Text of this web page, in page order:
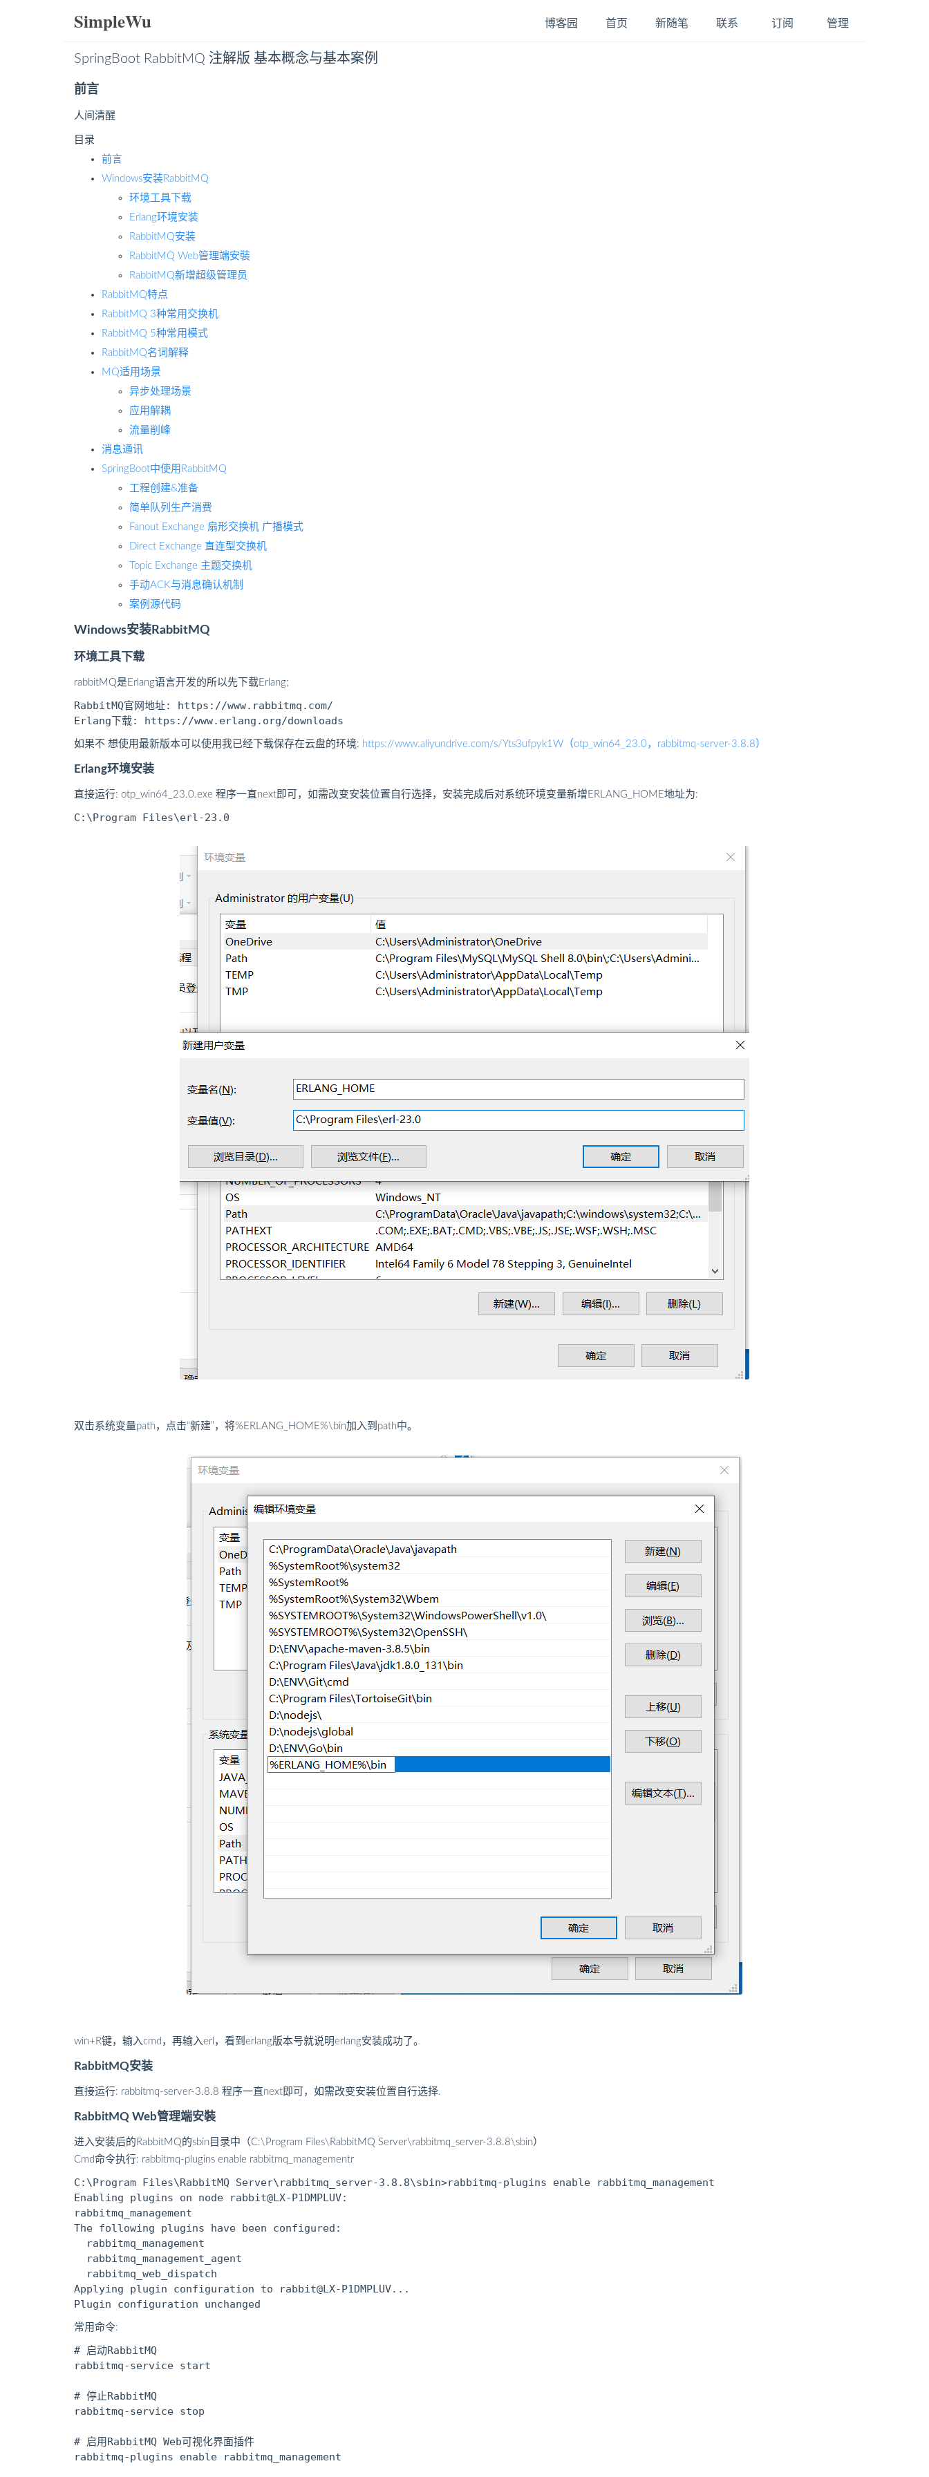
SimpleWu 博客园 首页 新随笔 联系 订阅 管理
SpringBoot RabbitMQ 注解版 基本概念与基本案例
前言
人间清醒
目录
前言
Windows安装RabbitMQ
环境工具下载
Erlang环境安装
RabbitMQ安装
RabbitMQ Web管理端安裝
RabbitMQ新增超级管理员
RabbitMQ特点
RabbitMQ 3种常用交换机
RabbitMQ 5种常用模式
RabbitMQ名词解释
MQ适用场景
异步处理场景
应用解耦
流量削峰
消息通讯
SpringBoot中使用RabbitMQ
工程创建&准备
简单队列生产消费
Fanout Exchange 扇形交换机 广播模式
Direct Exchange 直连型交换机
Topic Exchange 主题交换机
手动ACK与消息确认机制
案例源代码
Windows安装RabbitMQ
环境工具下载
rabbitMQ是Erlang语言开发的所以先下载Erlang;
RabbitMQ官网地址: https://www.rabbitmq.com/
如果不 想使用最新版本可以使用我已经下载保存在云盘的环境: https://www.aliyundrive.com/s/Yts3ufpyk1W（otp_win64_23.0，rabbitmq-server-3.8.8）
Erlang环境安装
直接运行: otp_win64_23.0.exe 程序一直next即可，如需改变安装位置自行选择，安装完成后对系统环境变量新增ERLANG_HOME地址为:
双击系统变量path，点击“新建”，将%ERLANG_HOME%\bin加入到path中。
win+R键，输入cmd，再输入erl，看到erlang版本号就说明erlang安装成功了。
RabbitMQ安装
直接运行: rabbitmq-server-3.8.8 程序一直next即可，如需改变安装位置自行选择.
RabbitMQ Web管理端安裝
进入安装后的RabbitMQ的sbin目录中（C:\Program Files\RabbitMQ Server\rabbitmq_server-3.8.8\sbin）
Cmd命令执行: rabbitmq-plugins enable rabbitmq_managementr
C:\Program Files\RabbitMQ Server\rabbitmq_server-3.8.8\sbin>rabbitmq-plugins enable rabbitmq_management
Enabling plugins on node rabbit@LX-P1DMPLUV:
rabbitmq_management
The following plugins have been configured:
  rabbitmq_management
  rabbitmq_management_agent
  rabbitmq_web_dispatch
Applying plugin configuration to rabbit@LX-P1DMPLUV...
常用命令:
# 启动RabbitMQ
rabbitmq-service start
# 停止RabbitMQ
rabbitmq-service stop
# 启用RabbitMQ Web可视化界面插件
rabbitmq-plugins enable rabbitmq_management